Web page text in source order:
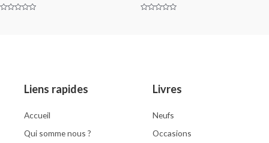
Liens rapides
Accueil
Qui somme nous ?
Livres
Neufs
Occasions